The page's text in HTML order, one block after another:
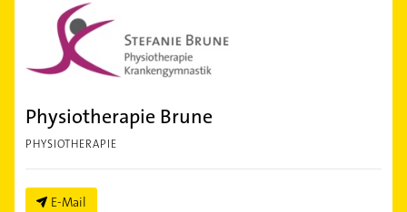
Physiotherapie Brune
PHYSIOTHERAPIE
E-Mail